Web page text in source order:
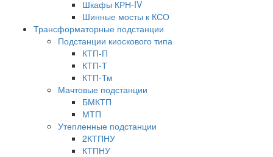
Шкафы КРН-IV
Шинные мосты к КСО
Трансформаторные подстанции
Подстанции киоскового типа
КТП-П
КТП-Т
КТП-Тм
Мачтовые подстанции
БМКТП
МТП
Утепленные подстанции
2КТПНУ
КТПНУ